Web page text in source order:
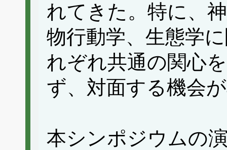
れてきた。特に、
物行動学、生態学
れぞれ共通の関心
ず、対面する機会
本シンポジウムの